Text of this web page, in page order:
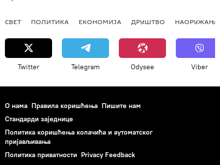
СВЕТ ПОЛИТИКА ЕКОНОМИЈА ДРУШТВО НАОРУЖАЊЕ
Twitter Telegram Odysee Viber
О нама Правила коришћења Пишите нам
Стандарди заједнице
Политика коришћења колачића и аутоматског
пријављивања
Политика приватности Privacy Feedback